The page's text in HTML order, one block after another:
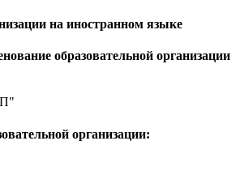
на иностранном языке
образовательной организации
организации: